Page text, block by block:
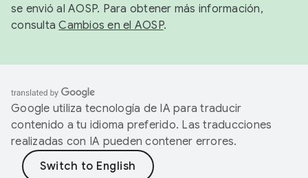
se envió al AOSP. Para obtener más información,
consultaCambios en el AOSP.
Google utiliza tecnología de IA para traducir
contenido a tu idioma preferido. Las traducciones
realizadas con IA pueden contener errores.